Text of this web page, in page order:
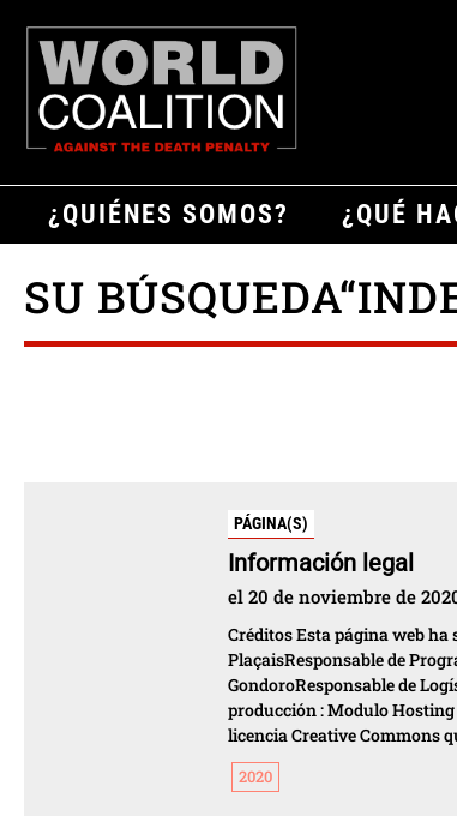
¿QUIÉNES SOMOS? ¿QUÉ
SU
PÁGINA(S)
Información legal
el 20 de noviembre de
Créditos Esta página web
PlaçaisResponsable de
GondoroResponsable de
producción : Modulo
licencia Creative Commons
2020